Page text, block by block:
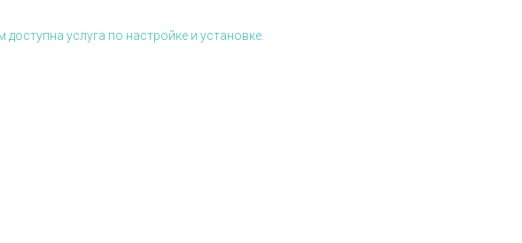
услуга по настройке и установке.